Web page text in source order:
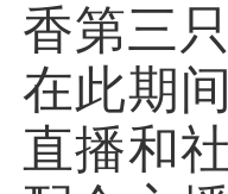
香第三
在此期
直播和